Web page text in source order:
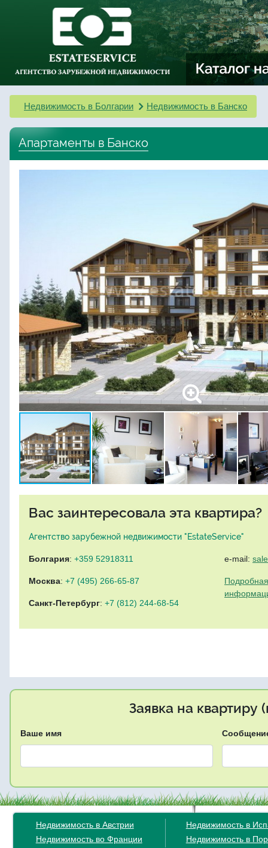
Недвижимость в Болгарии Недвижимость в Банско
Апартаменты в Банско
Вас заинтересовала эта квартира?
Агентство зарубежной недвижимости "EstateService"
Болгария: +359 52918311
Москва: +7 (495) 266-65-87
Санкт-Петербург: +7 (812) 244-68-54
e-mail:
Заявка на квартиру
Ваше имя
Недвижимость в Австрии
Недвижимость во Франции
Недвижимость в
Недвижимость в